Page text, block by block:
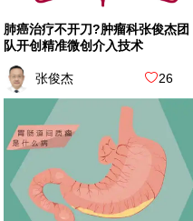
肺癌治疗不开刀?肿瘤科张俊杰团
队开创精准微创介入技术
张俊杰 26